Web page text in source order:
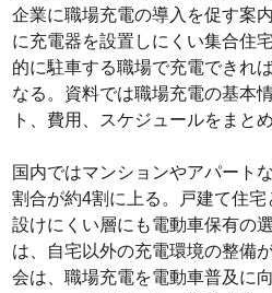
企業に職場充電の導入を促す案
に充電器を設置しにくい集合住
的に駐車する職場で充電できれ
なる。資料では職場充電の基本
ト、費用、スケジュールをまとめ
国内ではマンションやアパート
割合が約4割に上る。戸建て住
設けにくい層にも電動車保有の
は、自宅以外の充電環境の整備
会は、職場充電を電動車普及に